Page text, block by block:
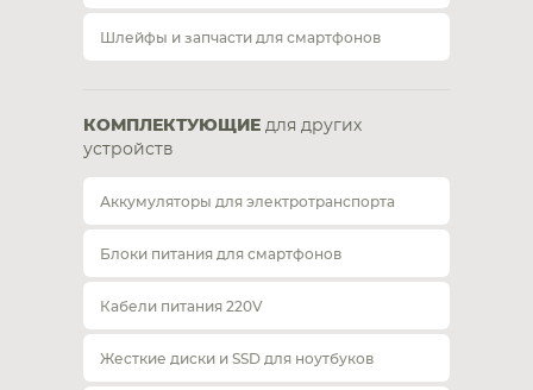
Шлейфы и запчасти для смартфонов
КОМПЛЕКТУЮЩИЕ для других
устройств
Аккумуляторы для электротранспорта
Блоки питания для смартфонов
Кабели питания 220V
Жесткие диски и SSD для ноутбуков